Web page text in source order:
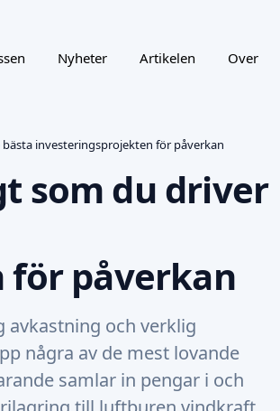
Nyheter Artikelen Over
investeringsprojekten för påverkan
som du driver
påverkan
avkastning och verklig
några av de mest lovande
samlar in pengar i och